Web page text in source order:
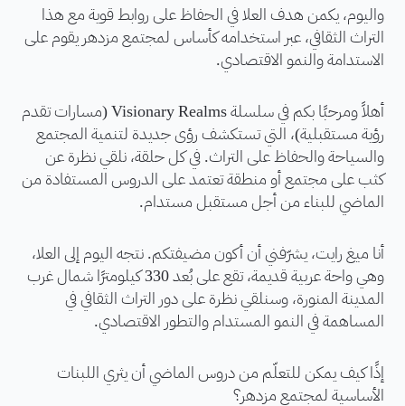
واليوم، يكمن هدف العلا في الحفاظ على روابط قوية مع هذا
التراث الثقافي، عبر استخدامه كأساس لمجتمع مزدهر يقوم على
الاستدامة والنمو الاقتصادي.
أهلاً ومرحبًا بكم في سلسلة Visionary Realms (مسارات تقدم
رؤية مستقبلية)، التي تستكشف رؤى جديدة لتنمية المجتمع
والسياحة والحفاظ على التراث. في كل حلقة، نلقي نظرة عن
كثب على مجتمع أو منطقة تعتمد على الدروس المستفادة من
الماضي للبناء من أجل مستقبل مستدام.
أنا ميغ رايت، يشرّفني أن أكون مضيفتكم. نتجه اليوم إلى العلا،
وهي واحة عربية قديمة، تقع على بُعد 330 كيلومترًا شمال غرب
المدينة المنورة، وسنلقي نظرة على دور التراث الثقافي في
المساهمة في النمو المستدام والتطور الاقتصادي.
إذًا كيف يمكن للتعلّم من دروس الماضي أن يثري اللبنات
الأساسية لمجتمع مزدهر؟